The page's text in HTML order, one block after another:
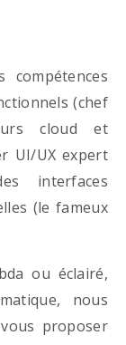
(chef
cloud et
UI/UX expert
interfaces
(le fameux
ou éclairé,
nous
proposer